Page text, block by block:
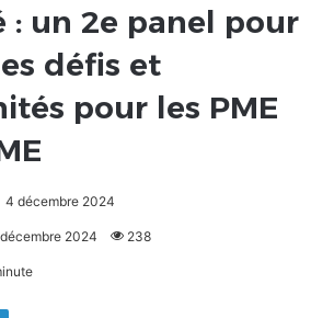
: un 2e panel pour
défis et
pour les PME
4 décembre 2024
2024 238
Linkedin